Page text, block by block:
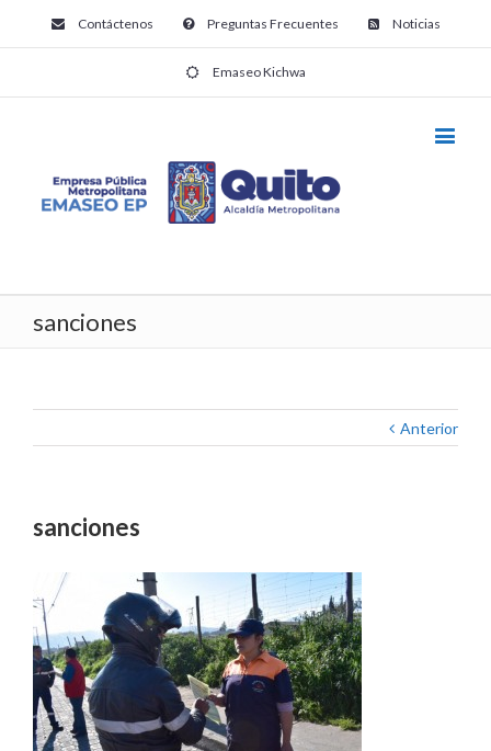
Contáctenos Preguntas Frecuentes Noticias
Emaseo Kichwa
sanciones
Anterior
sanciones